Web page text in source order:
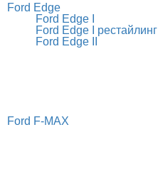
Ford Edge
Ford Edge I
Ford Edge I рестайлинг
Ford Edge II
Ford F-MAX